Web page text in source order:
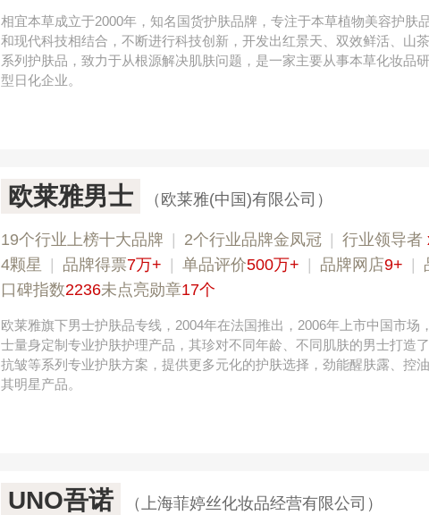
相宜本草成立于2000年，知名国货护肤品牌，专注于本草植物美容护肤
和现代科技相结合，不断进行科技创新，开发出红景天、双效鲜活、山
系列护肤品，致力于从根源解决肌肤问题，是一家主要从事本草化妆品
型日化企业。
欧莱雅男士 （欧莱雅(中国)有限公司）
19个行业上榜十大品牌 2个行业品牌金凤冠 行业领导者
4颗星
品牌得票7万+ 单品评价500万+ 品牌网店9+
口碑指数2236未点亮勋章17个
欧莱雅旗下男士护肤品专线，2004年在法国推出，2006年上市中国市场
士量身定制专业护肤护理产品，其珍对不同年龄、不同肌肤的男士打造
抗皱等系列专业护肤方案，提供更多元化的护肤选择，劲能醒肤露、控
其明星产品。
UNO吾诺 （上海菲婷丝化妆品经营有限公司）